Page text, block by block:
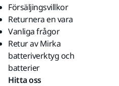
Försäljingsvillkor
Returnera en vara
Vanliga frågor
Retur av Mirka
batteriverktyg och
batterier
Hitta oss